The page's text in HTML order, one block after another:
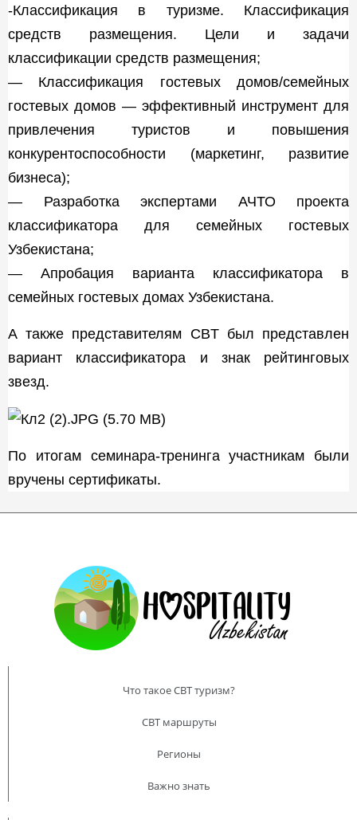
-Классификация в туризме. Классификация
средств размещения. Цели и задачи
классификации средств размещения;
— Классификация гостевых домов/семейных
гостевых домов — эффективный инструмент для
привлечения туристов и повышения
конкурентоспособности (маркетинг, развитие
бизнеса);
— Разработка экспертами АЧТО проекта
классификатора для семейных гостевых
Узбекистана;
— Апробация варианта классификатора в
семейных гостевых домах Узбекистана.
А также представителям CBT был представлен
вариант классификатора и знак рейтинговых
звезд.
По итогам семинара-тренинга участникам были
вручены сертификаты.
Что такое CBT туризм?
CBT маршруты
Регионы
Важно знать